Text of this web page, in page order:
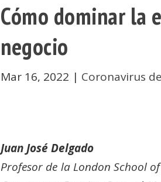
Cómo dominar la
negocio
Mar 16, 2022 | Coronavirus
Juan José Delgado
Profesor de la London School